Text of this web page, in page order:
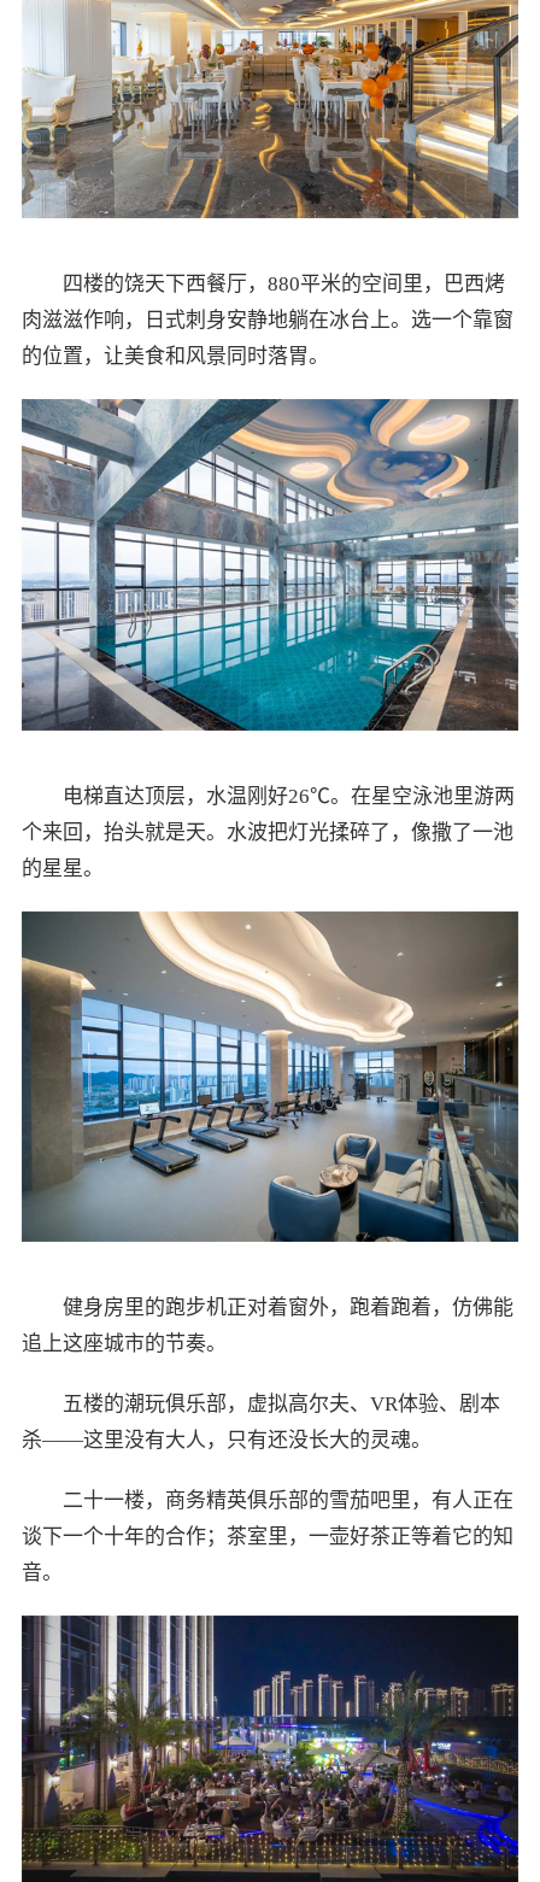
四楼的饶天下西餐厅，880平米的空间里，巴西烤
肉滋滋作响，日式刺身安静地躺在冰台上。选一个靠窗
的位置，让美食和风景同时落胃。
电梯直达顶层，水温刚好26℃。在星空泳池里游两
个来回，抬头就是天。水波把灯光揉碎了，像撒了一池
的星星。
健身房里的跑步机正对着窗外，跑着跑着，仿佛能
追上这座城市的节奏。
五楼的潮玩俱乐部，虚拟高尔夫、VR体验、剧本
杀——这里没有大人，只有还没长大的灵魂。
二十一楼，商务精英俱乐部的雪茄吧里，有人正在
谈下一个十年的合作；茶室里，一壶好茶正等着它的知
音。